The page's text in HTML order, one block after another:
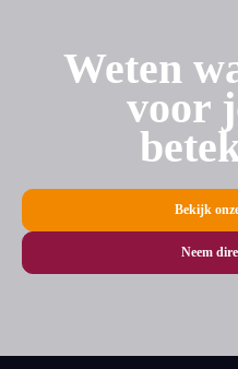
Weten
voor
Bekijk
Neem